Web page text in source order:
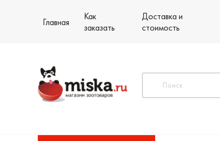
Главная
Как
заказать
Доставка и
стоимость